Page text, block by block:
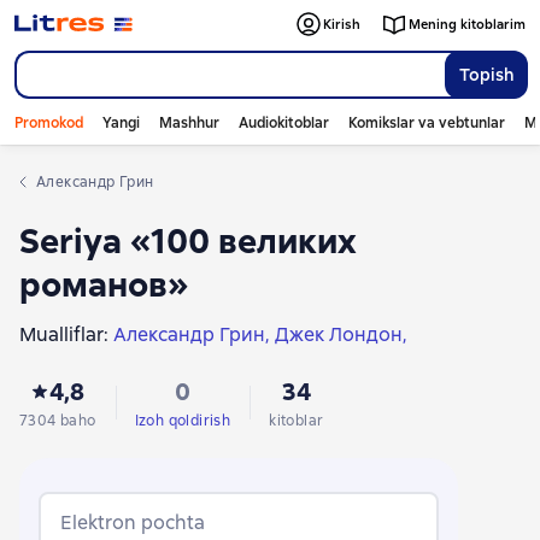
Topish
Kirish Mening kitoblarim
Promokod Yangi Mashhur Audiokitoblar Komikslar va vebtunlar
Александр Грин
Seriya «100 великих
романов»
Mualliflar: Александр Грин Джек Лондон
Михаил Салтыков-Щедрин
Густав Майринк
Лев Толстой
Джонатан Свифт Брэм Стокер
Aleksandr Belyayev
4,8
7304 baho
0
Izoh qoldirish
34
kitoblar
Elektron pochta